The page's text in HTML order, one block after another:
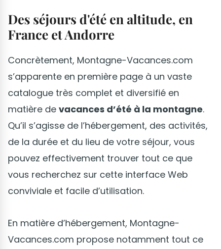
Des séjours d'été en altitude, en
France et Andorre
Concrètement, Montagne-Vacances.com
s’apparente en première page à un vaste
catalogue très complet et diversifié en
matière de vacances d’été à la montagne.
Qu’il s’agisse de l’hébergement, des activités,
de la durée et du lieu de votre séjour, vous
pouvez effectivement trouver tout ce que
vous recherchez sur cette interface Web
conviviale et facile d’utilisation.
En matière d’hébergement, Montagne-
Vacances.com propose notamment tout ce